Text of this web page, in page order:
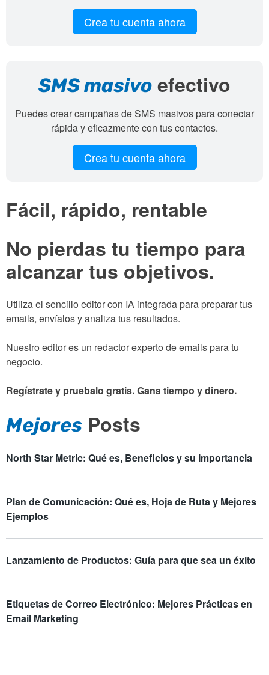
Crea tu cuenta ahora
SMS masivo efectivo
Puedes crear campañas de SMS masivos para conectar
rápida y eficazmente con tus contactos.
Crea tu cuenta ahora
Fácil, rápido, rentable
No pierdas tu tiempo para
alcanzar tus objetivos.
Utiliza el sencillo editor con IA integrada para preparar tus
emails, envíalos y analiza tus resultados.
Nuestro editor es un redactor experto de emails para tu
negocio.
Regístrate y pruebalo gratis. Gana tiempo y dinero.
Mejores Posts
North Star Metric: Qué es, Beneficios y su Importancia
Plan de Comunicación: Qué es, Hoja de Ruta y Mejores
Ejemplos
Lanzamiento de Productos: Guía para que sea un éxito
Etiquetas de Correo Electrónico: Mejores Prácticas en
Email Marketing